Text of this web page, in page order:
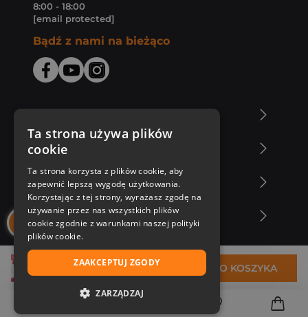
13,90 zł DO KOSZYKA
8:00 - 18:00
[email protected]
Bądź z nami na bieżąco
Zakupy u nas
Nasza oferta
Nasi autorzy
Ta strona używa plików
cookie
Ta strona korzysta z plików cookie, aby
zapewnić lepszą wygodę użytkowania.
Korzystając z tej strony, wyrażasz zgodę na
używanie przez nas wszystkich plików
cookie zgodnie z warunkami naszej polityki
plików cookie.
ZAAKCEPTUJ ZGODY
ZARZĄDZAJ